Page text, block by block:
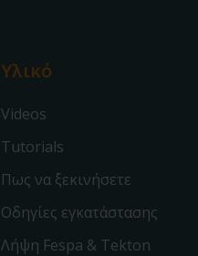
Υλικό
Videos
Tutorials
Πως να ξεκινήσετε
Οδηγίες εγκατάστασης
Λήψη Fespa & Tekton